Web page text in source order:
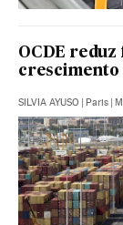
OCDE
crescimento
SILVIA AYUSO | Paris |